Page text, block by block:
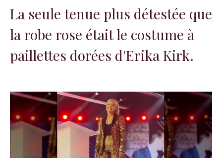
La seule tenue plus détestée que
la robe rose était le costume à
paillettes dorées d'Erika Kirk.